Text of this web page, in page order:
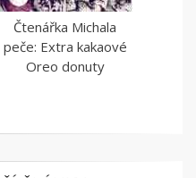
Čtenářka Michala
peče: Extra kakaové
Oreo donuty